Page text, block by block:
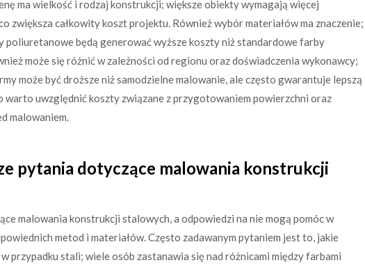
ma wielkość i rodzaj konstrukcji; większe obiekty wymagają więcej
zwiększa całkowity koszt projektu. Również wybór materiałów ma znaczenie;
poliuretanowe będą generować wyższe koszty niż standardowe farby
może się różnić w zależności od regionu oraz doświadczenia wykonawcy;
może być droższe niż samodzielne malowanie, ale często gwarantuje lepszą
warto uwzględnić koszty związane z przygotowaniem powierzchni oraz
malowaniem.
pytania dotyczące malowania konstrukcji
malowania konstrukcji stalowych, a odpowiedzi na nie mogą pomóc w
metod i materiałów. Często zadawanym pytaniem jest to, jakie
przypadku stali; wiele osób zastanawia się nad różnicami między farbami